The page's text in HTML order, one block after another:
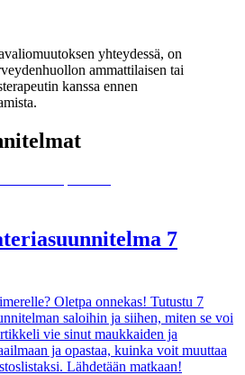
yhteydessä, on
ammattilaisen tai
kanssa ennen
7
Oletpa onnekas! Tutustu 7
saloihin ja siihen, miten se voi
vie sinut maukkaiden ja
ja opastaa, kuinka voit muuttaa
Lähdetään matkaan!